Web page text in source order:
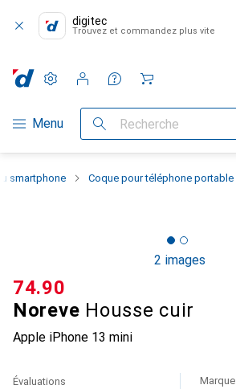
digitec
Trouvez et commandez plus vite
Navigation par catégorie
Menu Recherche
Paramètres
Compte client
Listes de comparaison
Listes d'envies
Panier
smartphone Coque pour téléphone portable
2 images
Noreve Housse cuir
Apple iPhone 13 mini
CHF
74.90
Évaluations Marque